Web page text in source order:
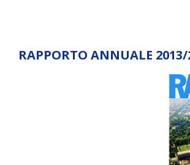
RAPPORTO ANNUALE